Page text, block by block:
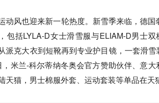
动风也迎来新一轮热度。新雪季来临，德
包括LYLA-D女士滑雪服与ELIAM-D男士
派克大衣到短靴再到专业护目镜，一套滑
，米兰-科尔蒂纳冬奥会官方赞助伙伴、意
天猫，男士棉服外套、运动套装等单品在天